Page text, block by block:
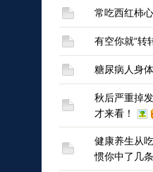
常吃西红柿
有空你就“转
糖尿病人身
秋后严重掉
才来看！
健康养生从
惯你中了几